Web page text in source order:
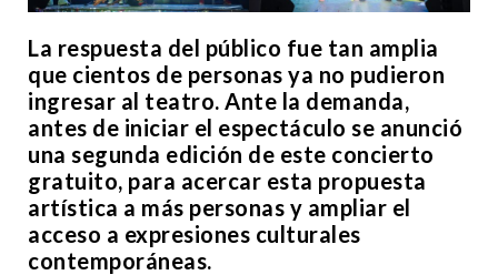
La respuesta del público fue tan amplia
que cientos de personas ya no pudieron
ingresar al teatro. Ante la demanda,
antes de iniciar el espectáculo se anunció
una segunda edición de este concierto
gratuito, para acercar esta propuesta
artística a más personas y ampliar el
acceso a expresiones culturales
contemporáneas.